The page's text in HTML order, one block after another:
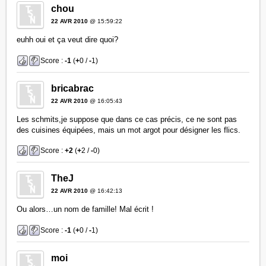
chou
22 AVR 2010 @ 15:59:22
euhh oui et ça veut dire quoi?
Score :-1 (+0 /-1)
bricabrac
22 AVR 2010 @ 16:05:43
Les schmits,je suppose que dans ce cas précis, ce ne sont pas
des cuisines équipées, mais un mot argot pour désigner les flics.
Score :+2 (+2 /-0)
TheJ
22 AVR 2010 @ 16:42:13
Ou alors…un nom de famille! Mal écrit !
Score :-1 (+0 /-1)
moi